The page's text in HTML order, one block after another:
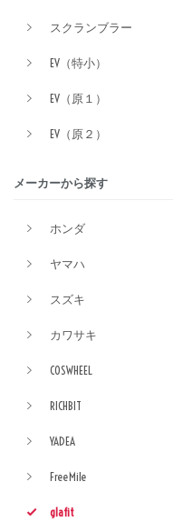
スクランブラー
EV（特小）
EV（原１）
EV（原２）
メーカーから探す
ホンダ
ヤマハ
スズキ
カワサキ
COSWHEEL
RICHBIT
YADEA
FreeMile
glafit